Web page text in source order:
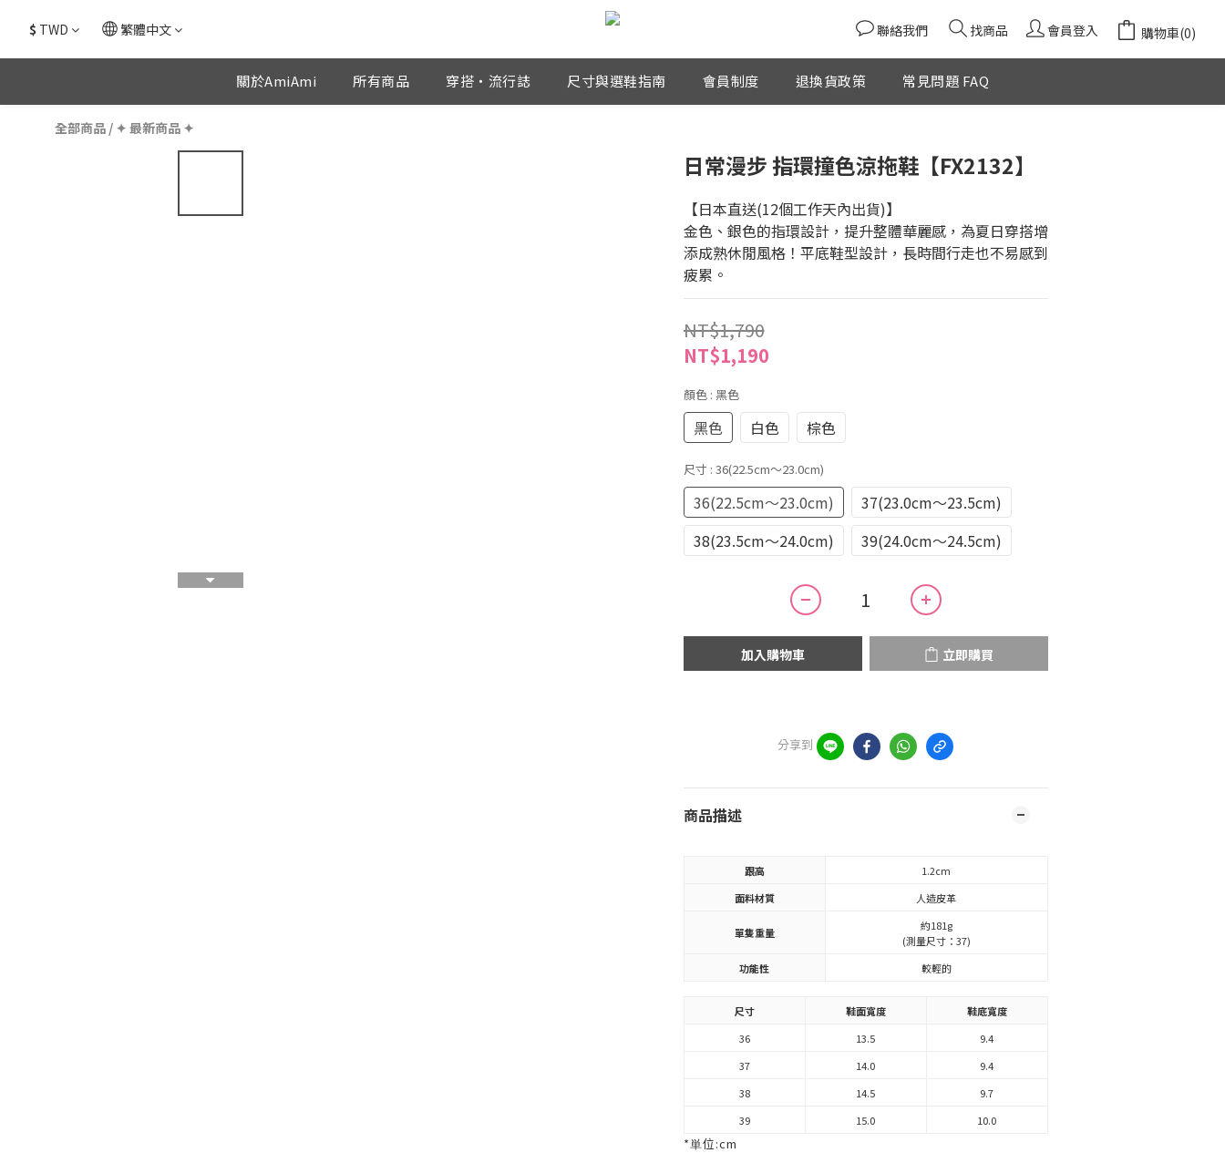
$ TWD 繁體中文 聯絡我們 找商品 會員登入 購物車(0)
關於AmiAmi 所有商品 穿搭・流行誌 尺寸與選鞋指南 會員制度 退換貨政策 常見問題 FAQ
全部商品 / ✦ 最新商品 ✦
日常漫步 指環撞色涼拖鞋【FX2132】
【日本直送(12個工作天內出貨)】
金色、銀色的指環設計，提升整體華麗感，為夏日穿搭增
添成熟休閒風格！平底鞋型設計，長時間行走也不易感到
疲累。
NT$1,790
NT$1,190
顏色 : 黑色
黑色 白色 棕色
尺寸 : 36(22.5cm～23.0cm)
36(22.5cm～23.0cm)
37(23.0cm～23.5cm)
38(23.5cm～24.0cm)
39(24.0cm～24.5cm)
加入購物車 立即購買
分享到
商品描述
跟高
1.2cm
面料材質
人造皮革
單隻重量
約181g
(測量尺寸：37)
功能性
較輕的
尺寸 鞋面寬度
鞋底寬度
36
13.5
9.4
37
14.0
9.4
38
14.5
9.7
39
15.0 10.0
*単位:cm